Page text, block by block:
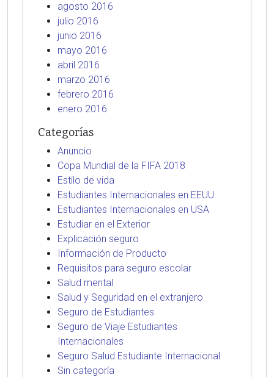
agosto 2016
julio 2016
junio 2016
mayo 2016
abril 2016
marzo 2016
febrero 2016
enero 2016
Categorías
Anuncio
Copa Mundial de la FIFA 2018
Estilo de vida
Estudiantes Internacionales en EEUU
Estudiantes Internacionales en USA
Estudiar en el Exterior
Explicación seguro
Información de Producto
Requisitos para seguro escolar
Salud mental
Salud y Seguridad en el extranjero
Seguro de Estudiantes
Seguro de Viaje Estudiantes
Internacionales
Seguro Salud Estudiante Internacional
Sin categoría